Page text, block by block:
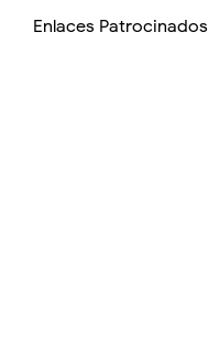
Enlaces Patrocinados